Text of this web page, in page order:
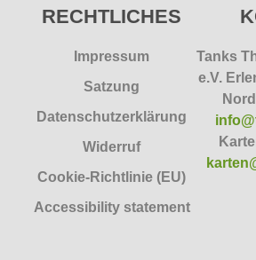
RECHTLICHES
Impressum
Satzung
Datenschutzerklärung
Widerruf
Cookie-Richtlinie (EU)
Accessibility statement
Tanks
e.V.